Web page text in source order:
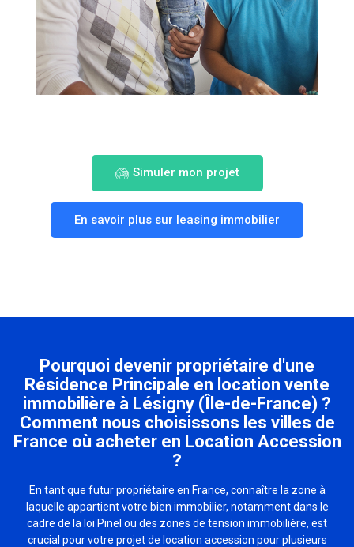
Simuler mon projet
En savoir plus sur leasing immobilier
Pourquoi devenir propriétaire d'une
Résidence Principale en location vente
immobilière à Lésigny (Île-de-France) ?
Comment nous choisissons les villes de
France où acheter en Location Accession
?
En tant que futur propriétaire en France, connaître la zone à
laquelle appartient votre bien immobilier, notamment dans le
cadre de la loi Pinel ou des zones de tension immobilière, est
crucial pour votre projet de location accession pour plusieurs